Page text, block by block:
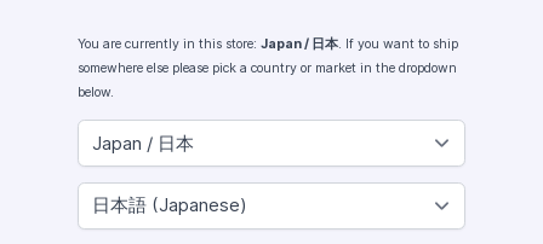
You are currently in this store: Japan / 日本. If you want to ship
somewhere else please pick a country or market in the dropdown
below.